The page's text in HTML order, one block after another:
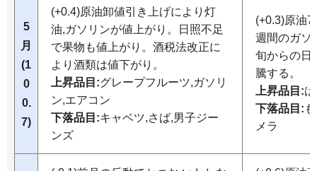
5
月
(1
0
0.
7)
(+0.4)原油卸値引き上げにより灯
油,ガソリンが値上がり。日照不足
で果物も値上がり。酒税法改正に
より酒類は値下がり。
上昇品目:グレープフルーツ,ガソリ
ン,エアコン
下落品目:キャベツ,さば,男子ジー
ンズ
(+0.3)原油
週間のガソ
旬からの日
騰する。
上昇品目:
下落品目:
メラ